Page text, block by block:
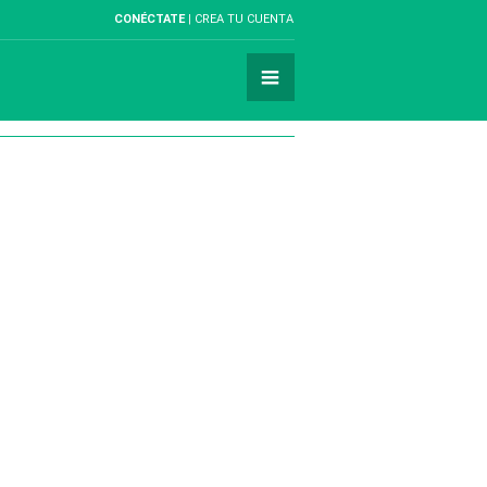
CONÉCTATE CREA TU CUENTA